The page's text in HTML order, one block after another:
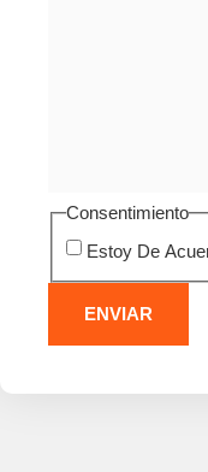
Consentimiento
Estoy De